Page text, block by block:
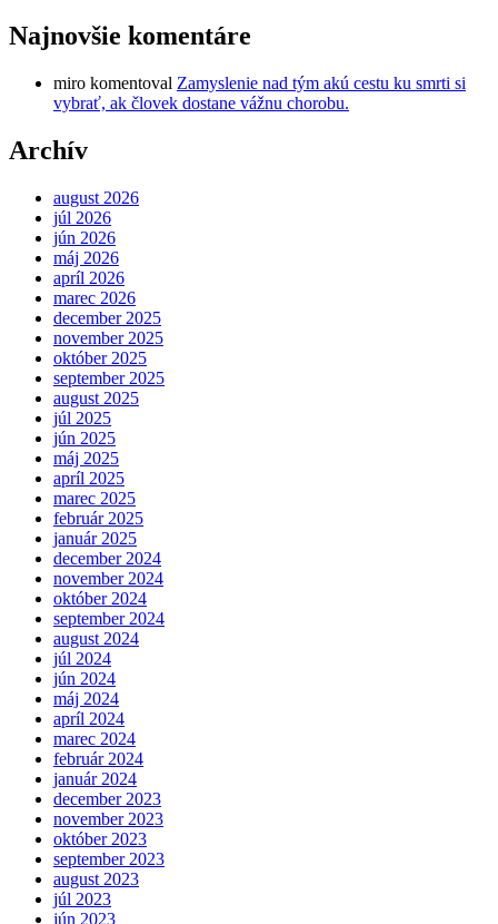
Najnovšie komentáre
miro komentoval Zamyslenie nad tým akú cestu ku smrti si
vybrať, ak človek dostane vážnu chorobu.
Archív
august 2026
júl 2026
jún 2026
máj 2026
apríl 2026
marec 2026
december 2025
november 2025
október 2025
september 2025
august 2025
júl 2025
jún 2025
máj 2025
apríl 2025
marec 2025
február 2025
január 2025
december 2024
november 2024
október 2024
september 2024
august 2024
júl 2024
jún 2024
máj 2024
apríl 2024
marec 2024
február 2024
január 2024
december 2023
november 2023
október 2023
september 2023
august 2023
júl 2023
jún 2023